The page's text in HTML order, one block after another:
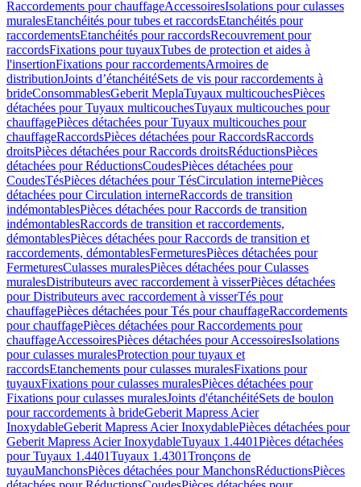
Raccordements pour chauffageAccessoiresIsolations pour culasses
muralesEtanchéités pour tubes et raccordsEtanchéités pour
raccordementsEtanchéités pour raccordsRecouvrement pour
raccordsFixations pour tuyauxTubes de protection et aides à
l'insertionFixations pour raccordementsArmoires de
distributionJoints d’étanchéitéSets de vis pour raccordements à
brideConsommablesGeberit MeplaTuyaux multicouchesPièces
détachées pour Tuyaux multicouchesTuyaux multicouches pour
chauffagePièces détachées pour Tuyaux multicouches pour
chauffageRaccordsPièces détachées pour RaccordsRaccords
droitsPièces détachées pour Raccords droitsRéductionsPièces
détachées pour RéductionsCoudesPièces détachées pour
CoudesTésPièces détachées pour TésCirculation internePièces
détachées pour Circulation interneRaccords de transition
indémontablesPièces détachées pour Raccords de transition
indémontablesRaccords de transition et raccordements,
démontablesPièces détachées pour Raccords de transition et
raccordements, démontablesFermeturesPièces détachées pour
FermeturesCulasses muralesPièces détachées pour Culasses
muralesDistributeurs avec raccordement à visserPièces détachées
pour Distributeurs avec raccordement à visserTés pour
chauffagePièces détachées pour Tés pour chauffageRaccordements
pour chauffagePièces détachées pour Raccordements pour
chauffageAccessoiresPièces détachées pour AccessoiresIsolations
pour culasses muralesProtection pour tuyaux et
raccordsEtanchements pour culasses muralesFixations pour
tuyauxFixations pour culasses muralesPièces détachées pour
Fixations pour culasses muralesJoints d'étanchéitéSets de boulon
pour raccordements à brideGeberit Mapress Acier
InoxydableGeberit Mapress Acier InoxydablePièces détachées pour
Geberit Mapress Acier InoxydableTuyaux 1.4401Pièces détachées
pour Tuyaux 1.4401Tuyaux 1.4301Tronçons de
tuyauManchonsPièces détachées pour ManchonsRéductionsPièces